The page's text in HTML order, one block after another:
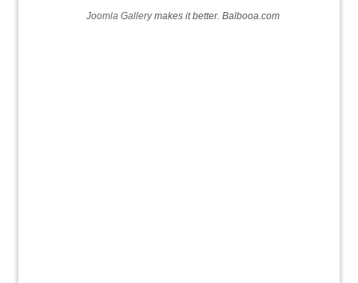
Joomla Gallerymakes it better. Balbooa.com